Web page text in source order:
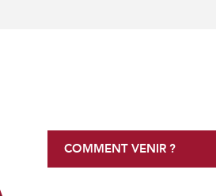
COMMENT VENIR ?